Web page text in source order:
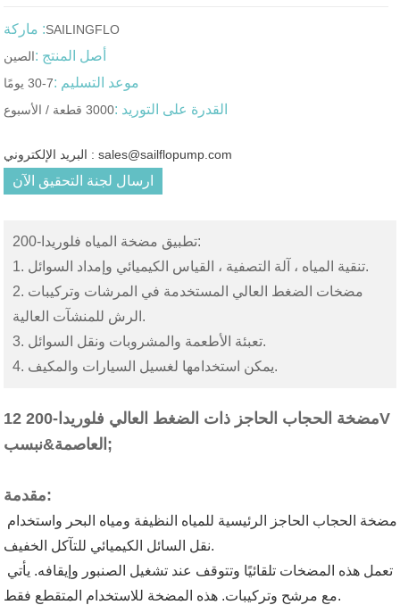
ماركة :SAILINGFLO
أصل المنتج :الصين
موعد التسليم :7-30 يومًا
القدرة على التوريد :3000 قطعة / الأسبوع
البريد الإلكتروني : sales@sailflopump.com
ارسال لجنة التحقيق الآن
تطبيق مضخة المياه فلوريدا-200:
1. تنقية المياه ، آلة التصفية ، القياس الكيميائي وإمداد السوائل.
2. مضخات الضغط العالي المستخدمة في المرشات وتركيبات
الرش للمنشآت العالية.
3. تعبئة الأطعمة والمشروبات ونقل السوائل.
4. يمكن استخدامها لغسيل السيارات والمكيف.
مضخة الحجاب الحاجز ذات الضغط العالي فلوريدا-200 12V
العاصمة&نبسب;
مقدمة:
نقل السائل الكيميائي للتآكل الخفيف.
مع مرشح وتركيبات. هذه المضخة للاستخدام المتقطع فقط.